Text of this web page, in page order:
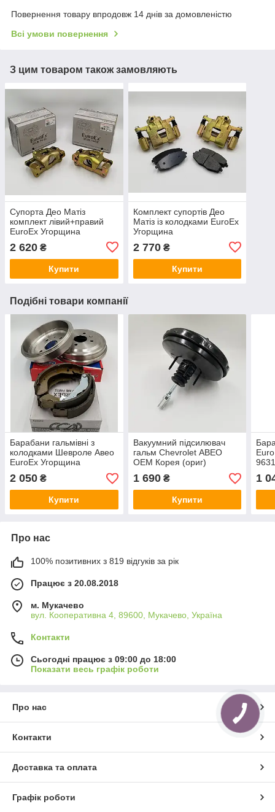
Повернення товару впродовж 14 днів за домовленістю
Всі умови повернення
З цим товаром також замовляють
Супорта Део Матіз
комплект лівий+правий
EuroEx Угорщина
2 620 ₴
Купити
Комплект супортів Део
Матіз із колодками EuroEx
Угорщина
2 770₴
Купити
Подібні товари компанії
Барабани гальмівні з
колодками Шевроле Авео
EuroEx Угорщина
96470999 забезпечує
короткий гальмівний шлях
і стабільне гальмування
2 050 ₴
Купити
Вакуумний підсилювач
гальм Chevrolet АВЕО
OEM Корея (ориг)
96473001 забезпечує
короткий гальмівний шлях
і стабільне гальмування
1 690₴
Купити
і
1
Про нас
100% позитивних з 819 відгуків за рік
Працює з 20.08.2018
м. Мукачево
вул. Кооперативна 4, 89600, Мукачево, Україна
Контакти
Сьогодні працює з 09:00 до 18:00
Показати весь графік роботи
Про нас
Контакти
Доставка та оплата
Графік роботи